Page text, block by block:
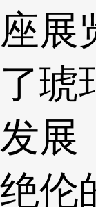
座展
了琥
发展
绝伦